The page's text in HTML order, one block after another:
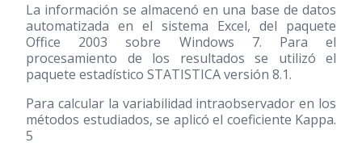
La información se almacenó en una base de datos
automatizada en el sistema Excel, del paquete
Office 2003 sobre Windows 7. Para el
procesamiento de los resultados se utilizó el
paquete estadístico STATISTICA versión 8.1.
Para calcular la variabilidad intraobservador en los
métodos estudiados, se aplicó el coeficiente Kappa.
5